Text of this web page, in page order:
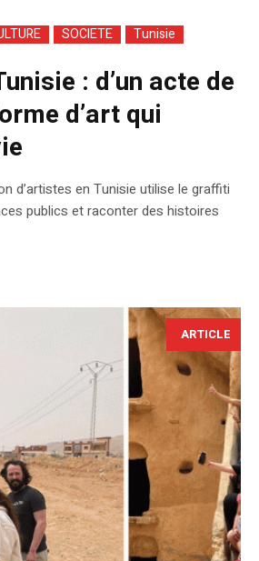
SOCIETE Tunisie
: d’un acte de
d’art qui
d’artistes en Tunisie utilise le graffiti
publics et raconter des histoires
ARTICLE